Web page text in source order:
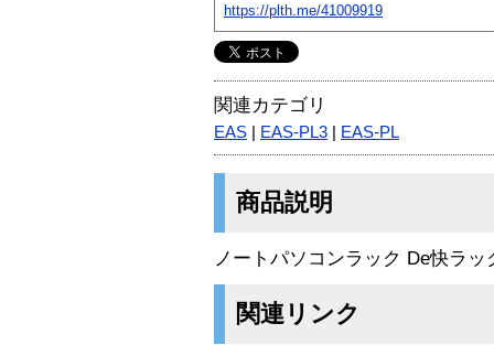
https://plth.me/41009919
関連カテゴリ
EAS EAS-PL3 EAS-PL
商品説明
ノートパソコンラック De快ラッ
関連リンク